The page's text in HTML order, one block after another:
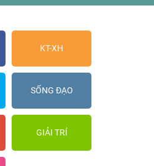
KT-XH
SỐNG ĐẠO
GIẢI TRÍ